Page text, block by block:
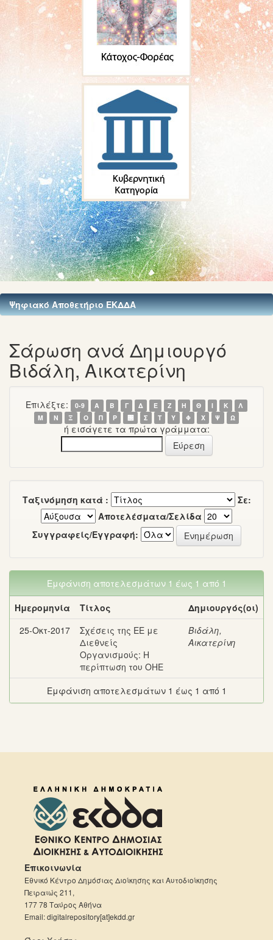
Ψηφιακό Αποθετήριο ΕΚΔΔΑ
Σάρωση ανά Δημιουργό
Βιδάλη, Αικατερίνη
Επιλέξτε: 0-9 Α Β Γ Δ Ε Ζ Η Θ Ι Κ
Λ
Μ
Ν Ξ Ο Π Ρ ΢ Σ Τ Υ Φ Χ Ψ Ω
ή εισάγετε τα πρώτα γράμματα:
Ταξινόμηση κατά :
Σε:
Αποτελέσματα/Σελίδα
Συγγραφείς/Εγγραφή:
Εμφάνιση αποτελεσμάτων 1 έως 1 από 1
Ημερομηνία
Τίτλος
Δημιουργός(οι)
25-Οκτ-2017
Σχέσεις της ΕΕ με
Διεθνείς
Οργανισμούς: Η
περίπτωση του ΟΗΕ
Βιδάλη,
Αικατερίνη
Εμφάνιση αποτελεσμάτων 1 έως 1 από 1
Επικοινωνία
Εθνικό Κέντρο Δημόσιας Διοίκησης και Αυτοδιοίκησης
Πειραιώς 211,
177 78 Ταύρος Αθήνα
Email: digitalrepository[at]ekdd.gr